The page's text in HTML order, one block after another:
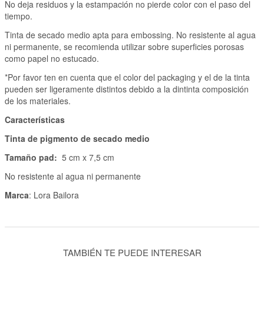
No deja residuos y la estampación no pierde color con el paso del
tiempo.
Tinta de secado medio apta para embossing. No resistente al agua
ni permanente, se recomienda utilizar sobre superficies porosas
como papel no estucado.
*Por favor ten en cuenta que el color del packaging y el de la tinta
pueden ser ligeramente distintos debido a la dintinta composición
de los materiales.
Características
Tinta de pigmento de secado medio
Tamaño pad: 5 cm x 7,5 cm
No resistente al agua ni permanente
Marca: Lora Bailora
TAMBIÉN TE PUEDE INTERESAR